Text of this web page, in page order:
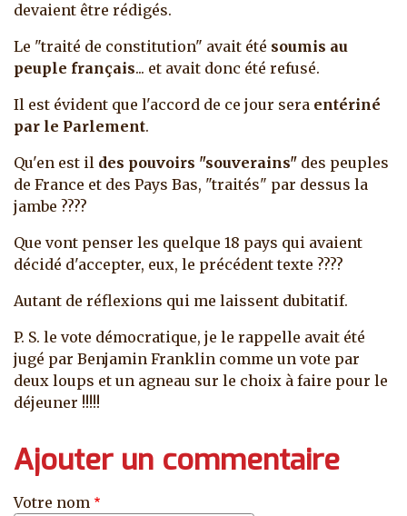
devaient être rédigés.
Le "traité de constitution" avait été soumis au
peuple français... et avait donc été refusé.
Il est évident que l'accord de ce jour sera entériné
par le Parlement.
Qu'en est il des pouvoirs "souverains" des peuples
de France et des Pays Bas, "traités" par dessus la
jambe ????
Que vont penser les quelque 18 pays qui avaient
décidé d'accepter, eux, le précédent texte ????
Autant de réflexions qui me laissent dubitatif.
P. S. le vote démocratique, je le rappelle avait été
jugé par Benjamin Franklin comme un vote par
deux loups et un agneau sur le choix à faire pour le
déjeuner !!!!!
Ajouter un commentaire
Votre nom